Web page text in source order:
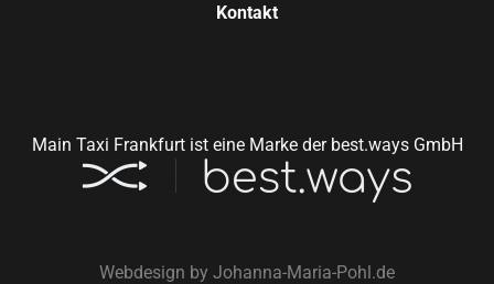
Kontakt
Main Taxi Frankfurt ist eine Marke der best.ways GmbH
Webdesign by Johanna-Maria-Pohl.de